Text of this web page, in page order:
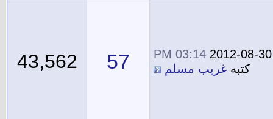
2012-08-30
03:14 PM
كتبه غريب مسلم 57
43,562